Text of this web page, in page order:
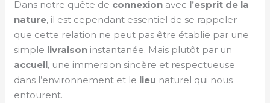
Dans notre quête de connexion avec l’esprit de la
nature, il est cependant essentiel de se rappeler
que cette relation ne peut pas être établie par une
simple livraison instantanée. Mais plutôt par un
accueil, une immersion sincère et respectueuse
dans l’environnement et le lieu naturel qui nous
entourent.